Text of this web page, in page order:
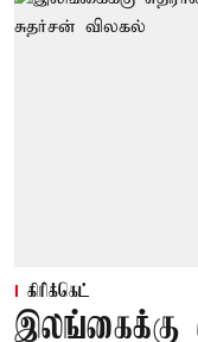
கிரிக்கெட்
இலங்கைக்கு